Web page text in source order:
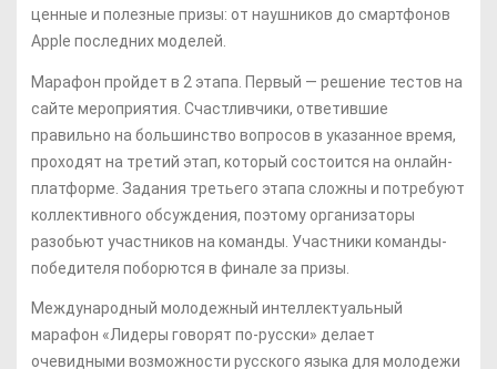
ценные и полезные призы: от наушников до смартфонов
Apple последних моделей.
Марафон пройдет в 2 этапа. Первый — решение тестов на
сайте мероприятия. Счастливчики, ответившие
правильно на большинство вопросов в указанное время,
проходят на третий этап, который состоится на онлайн-
платформе. Задания третьего этапа сложны и потребуют
коллективного обсуждения, поэтому организаторы
разобьют участников на команды. Участники команды-
победителя поборются в финале за призы.
Международный молодежный интеллектуальный
марафон «Лидеры говорят по-русски» делает
очевидными возможности русского языка для молодежи